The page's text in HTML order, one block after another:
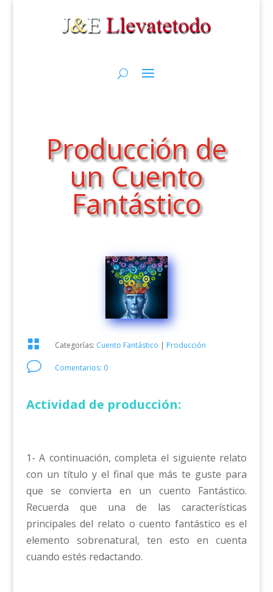
Producción de
un Cuento
Fantástico
 Categorías: Cuento Fantástico | Producción
v Comentarios: 0
Actividad de producción:
1- A continuación, completa el siguiente relato
con un título y el final que más te guste para
que se convierta en un cuento Fantástico.
Recuerda que una de las características
principales del relato o cuento fantástico es el
elemento sobrenatural, ten esto en cuenta
cuando estés redactando.